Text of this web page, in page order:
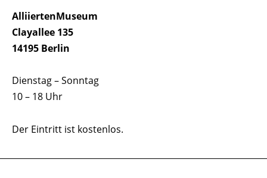
AlliiertenMuseum
Clayallee 135
14195 Berlin
Dienstag – Sonntag
10 – 18 Uhr
Der Eintritt ist kostenlos.